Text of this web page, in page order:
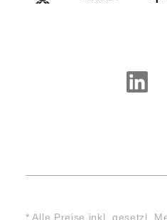
* Alle Preise inkl. gesetzl.